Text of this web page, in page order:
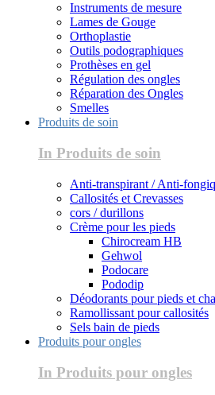
Instruments de mesure
Lames de Gouge
Orthoplastie
Outils podographiques
Prothèses en gel
Régulation des ongles
Réparation des Ongles
Smelles
Produits de soin
In Produits de soin
Anti-transpirant / Anti-
Callosités et Crevasses
cors / durillons
Crème pour les pieds
Chirocream HB
Gehwol
Podocare
Pododip
Déodorants pour pieds et
Ramollissant pour callosités
Sels bain de pieds
Produits pour ongles
In Produits pour ongles